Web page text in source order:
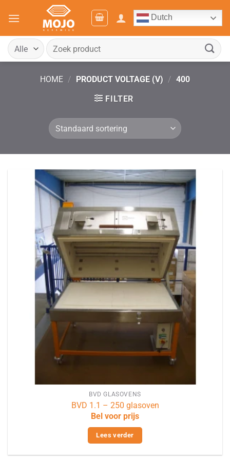
naar
Dutch
Zoeken
naar:
HOME / PRODUCT VOLTAGE (V) / 400
FILTER
BVD GLASOVENS
BVD 1.1 – 250 glasoven
Bel voor prijs
Lees verder